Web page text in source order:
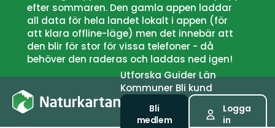
efter sommaren. Den gamla appen laddar
all data för hela landet lokalt i appen (för
att klara offline-läge) men det innebär att
den blir för stor för vissa telefoner - då
behöver den raderas och laddas ned igen!
UtforskaGuiderLän
Kommuner Bli kund
Bli
medlem
Logga
in